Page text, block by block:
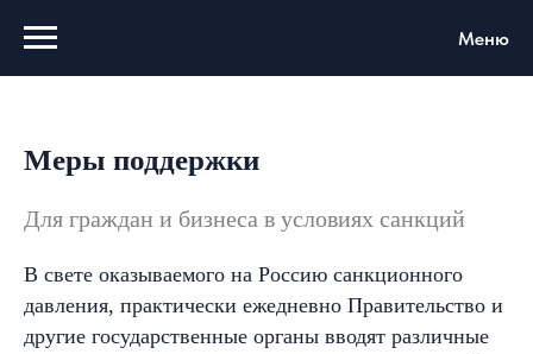
Меню
Меры поддержки
Для граждан и бизнеса в условиях санкций
В свете оказываемого на Россию санкционного
давления, практически ежедневно Правительство и
другие государственные органы вводят различные